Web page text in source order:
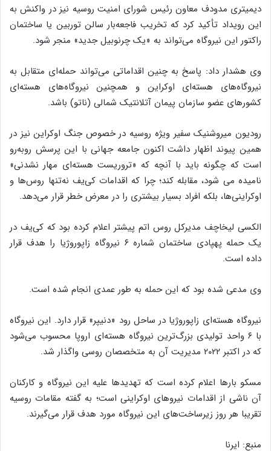
دیمیتری مدودف معاون رئیس شورای امنیت روسیه نیز در واکنش به
این رویداد تأکید کرد که تخریب فاجعه‌بار سالن توربین یا ساختمان
راکتور این نیروگاه می‌تواند به «یک چرنوبیل جدید» منجر شود.
وی هشدار داد: پاسخ به چنین اقداماتی می‌تواند حمله‌ای متقابل به
نیروگاه‌های هسته‌ای اوکراین و همچنین نیروگاه‌های هسته‌ای
کشورهای عضو سازمان پیمان آتلانتیک شمالی (ناتو) باشد.
رودیون میروشنیک سفیر ویژه روسیه در خصوص جنگ اوکراین نیز در
همین پیوند اظهار داشت اکنون جامعه جهانی با این پرسش روبه‌رو
است که چگونه باید با آنچه که «تروریست هسته‌ای مهار نشدنی»
نامیده می شود، مقابله کند؛ چرا که اقدامات کی‌یف نه‌تنها روس‌ها و
اوکراینی‌ها، بلکه افراد بسیار بیشتری را در معرض خطر قرار می‌دهد.
الکسی لیخاچف مدیرکل روس اتم پیشتر اعلام کرده بود که کی‌یف در
یک حمله پهپادی ساختمان شماره ۶ نیروگاه زاپوروژیا را هدف قرار
داده است.
وی مدعی شده بود که این حمله به طور عمدی انجام شده است.
نیروگاه هسته‌ای زاپوروژیا در ساحل رود «دنیپر» قرار دارد. این نیروگاه
با ۶ واحد تولیدی بزرگ‌ترین نیروگاه هسته‌ای اروپا محسوب می‌شود
که در اکتبر ۲۰۲۲ مدیریت آن به متخصصان روسی واگذار شد.
مسکو بارها اعلام کرده است که تهدیدها علیه این نیروگاه و کارکنان
آن ناشی از اقدامات نیروهای اوکراینی است؛ به گفته مقامات روسیه
تقریبا هر روز زیرساخت‌های این نیروگاه مورد هدف قرار می‌گیرند.
منبع: ایرنا